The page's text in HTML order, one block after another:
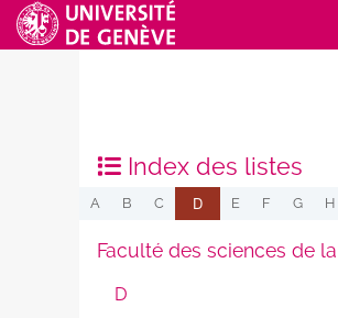
Index des listes
A B C D E F G H
Faculté des sciences de
D